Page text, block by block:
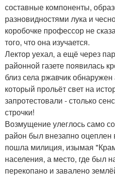
составные компоненты,
разновидностями лука и
коробочке профессор не
того, что она изучается.
Лектор уехал, а ещё через
районной газете появилась
близ села ржавчик обнаружен
который прольёт свет на
запротестовали - столько
строчки!
Возмущение улеглось само
район был внезапно
пошла милиция, изымая
населения, а место, где был
перекопано и завалено